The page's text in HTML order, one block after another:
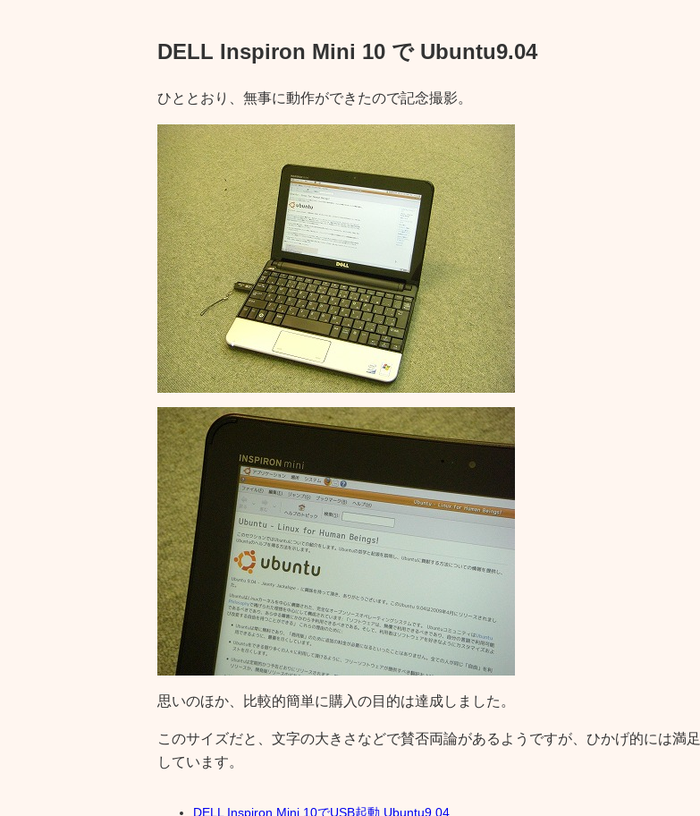
DELL Inspiron Mini 10 で Ubuntu9.04
ひととおり、無事に動作ができたので記念撮影。
思いのほか、比較的簡単に購入の目的は達成しました。
このサイズだと、文字の大きさなどで賛否両論があるようですが、ひかげ的には満足
しています。
DELL Inspiron Mini 10でUSB起動 Ubuntu9.04